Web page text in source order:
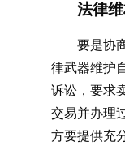
法律
要是协
律武器维护
诉讼，要求
交易并办理
方要提供充